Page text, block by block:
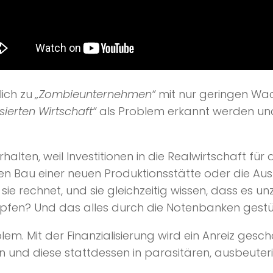
zu„Zombieunternehmen“mit nur geringen
Wirtschaft“als Problem erkannt werden
weil Investitionen in die Realwirtschaft für
Bau einer neuen Produktionsstätte oder die
rechnet, und sie gleichzeitig wissen, dass es
Und das alles durch die Notenbanken
Mit der Finanzialisierung wird ein Anreiz
und diese stattdessen in parasitären,